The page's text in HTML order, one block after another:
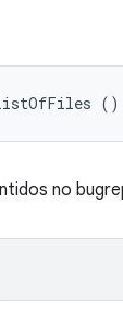
()
no